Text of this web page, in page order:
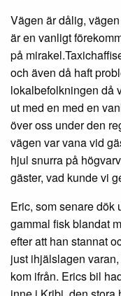
Vägen är dålig,
är en vanligt
på
och även då haft
lokalbefolkningen då
ut med en med en
över oss under den
vägen var vana vid
hjul snurra på
gäster, vad kunde vi
Eric, som senare dök
gammal fisk blandat
efter att han stannat
just ihjälslagen
kom ifrån. Erics bil